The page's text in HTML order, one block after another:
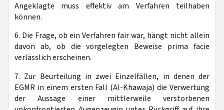
Angeklagte muss effektiv am Verfahren teilhaben
können.
6. Die Frage, ob ein Verfahren fair war, hängt nicht allein
davon ab, ob die vorgelegten Beweise prima facie
verlässlich erscheinen.
7. Zur Beurteilung in zwei Einzelfällen, in denen der
EGMR in einem ersten Fall (Al-Khawaja) die Verwertung
der Aussage einer mittlerweile verstorbenen